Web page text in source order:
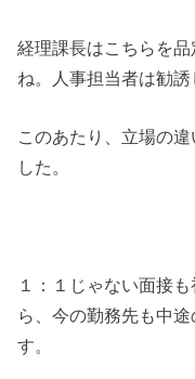
経理課長はこちらを
ね。人事担当者は勧誘
このあたり、立場の
した。
１：１じゃない面接
ら、今の勤務先も中
す。